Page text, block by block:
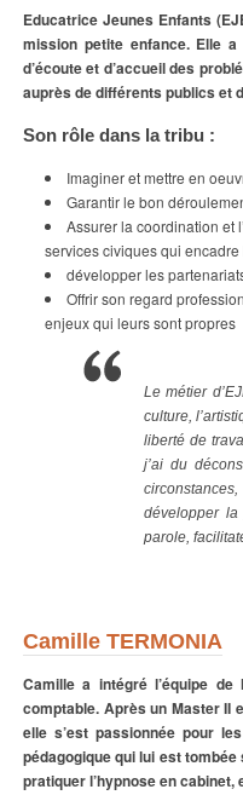
Educatrice Jeunes Enfants
mission petite enfance. Elle
d’écoute et d’accueil des
auprès de différents publics et
Son rôle dans la tribu :
Imaginer et mettre en
Garantir le bon
Assurer la coordination et
services civiques qui
développer les
Offrir son regard
enjeux qui leurs sont propres
Le métier
culture,
liberté de
j’ai du
développer
parole,
Camille TERMONIA
Camille a intégré l’équipe
comptable. Après un Master II
elle s’est passionnée pour
pédagogique qui lui est
pratiquer l’hypnose en